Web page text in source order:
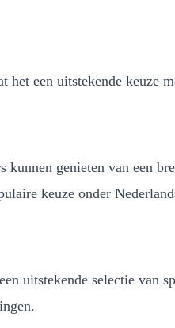
een uitstekende keuze
genieten van een
keuze onder
uitstekende selectie van